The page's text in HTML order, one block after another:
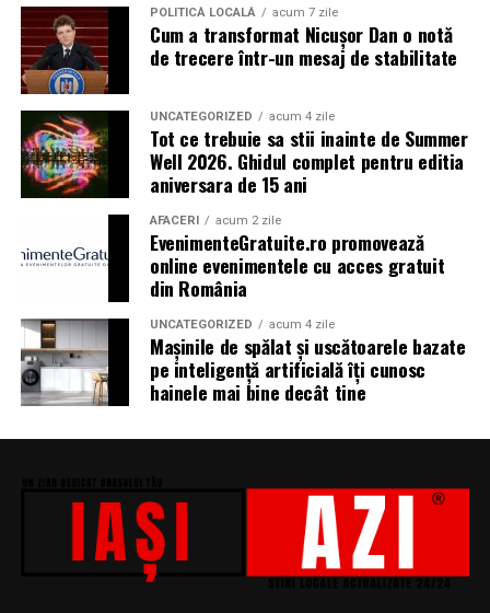
ActoriiVlad Gherman, Oana Gherman și Ioana
Ginghinăvin la întâlnirea cu publicul dinCinema City
Vivo! Pitești pe 17 februarie, de la 18:30și vor
participa la o discuție după proiecție, alături de
regizorulPaul Decu.
Caravana„În pielea mea” ajunge laCinema City
Shopping City Ploiești, pe 18 februarie,
proiecția specială introdusă de regizorul
alături de actoriiIoana State, Vlad și Oana Gherman,
Azaleea Necula și Gabriel Vatavu.
O comedie actuală și spumoasă, filmul„În pielea
mea”este distribuit de T.R.I.B.E. Films.
TRAILER:https://bit.ly/InPieleaMea
film, declarații din partea actorilor și informații despre
concursuri sunt disponibile pe paginile social media ale
filmului deFacebook TikTok.
POLITICĂ LOCALĂ acum 7 zile
Cum a transformat Nicușor Dan o notă
de trecere într-un mesaj de stabilitate
UNCATEGORIZED acum 4 zile
Tot ce trebuie sa stii inainte de Summer
Well 2026. Ghidul complet pentru editia
aniversara de 15 ani
AFACERI acum 2 zile
EvenimenteGratuite.ro promovează
online evenimentele cu acces gratuit
din România
UNCATEGORIZED acum 4 zile
Mașinile de spălat și uscătoarele bazate
pe inteligență artificială îți cunosc
hainele mai bine decât tine